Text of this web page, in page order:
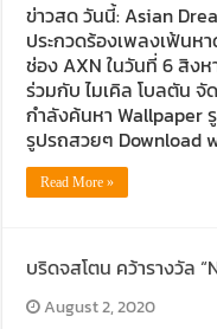
ข่าวสด วันนี้: Asian
ประกวดร้องเพลงเฟ้นห
ช่อง AXN ในวันที่ 6 สิง
ร่วมกับ ไมเคิล โบลตัน
กำลังค้นหา Wallpaper
รูปรถสวยๆ Download
Read More »
บริดจสโตน คว้ารางวัล
August 2, 2020